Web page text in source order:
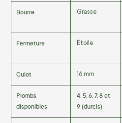
Bourre Grasse
Fermeture Étoile
Culot 16 mm
Plombs
disponibles
4, 5, 6, 7, 8 et
9 (durcis)